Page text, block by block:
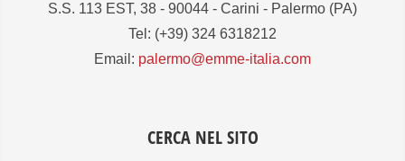
S.S. 113 EST, 38 - 90044 - Carini - Palermo (PA)
Tel: (+39) 324 6318212
Email: palermo@emme-italia.com
CERCA NEL SITO